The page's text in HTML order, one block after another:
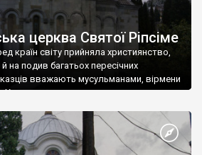
церква Святої Ріпсіме
країн світу прийняла християнство,
на подив багатьох пересічних
вважають мусульманами, вірмени
Христа